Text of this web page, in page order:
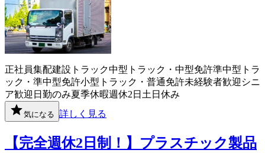
正社員集配建設 トラック中型トラック・中型免許準中型トラ
ック・準中型免許小型トラック・普通免許未経験者歓迎 シニ
ア歓迎 日勤のみ夏季休暇週休2日 土日休み
気になる 詳しく見る
【完全週休2日制！】プラスチック製品